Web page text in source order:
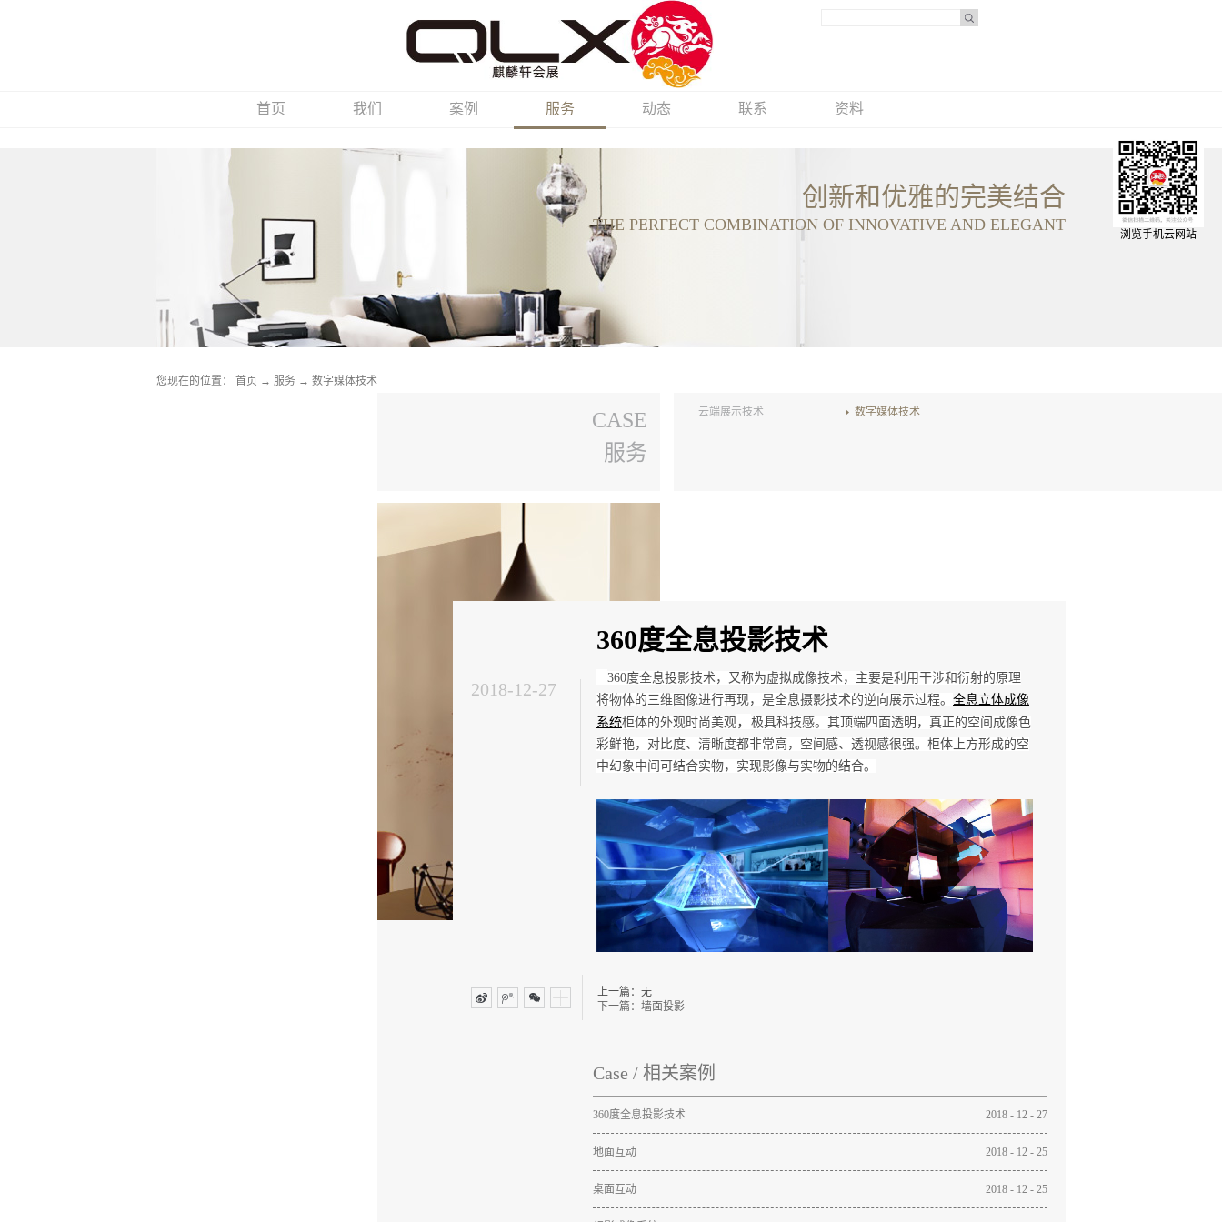
首页 我们 案例 服务 动态 联系 资料
创新和优雅的完美结合
THE PERFECT COMBINATION OF INNOVATIVE AND ELEGANT
您现在的位置： 首页 → 服务 → 数字媒体技术
服务
CASE 云端展示技术 数字媒体技术
360度全息投影技术
2018-12-27
360度全息投影技术，又称为虚拟成像技术，主要是利用干涉和衍射的原理
将物体的三维图像进行再现，是全息摄影技术的逆向展示过程。 全息立体成像
系统柜体的外观时尚美观， 极具科技感。 其顶端四面透明，真正的空间成像色
彩鲜艳，对比度、清晰度都非常高，空间感、透视感很强。柜体上方形成的空
中幻象中间可结合实物，实现影像与实物的结合。
上一篇：无
下一篇： 墙面投影
Case / 相关案例
360度全息投影技术 2018 - 12 - 27
地面互动 2018 - 12 - 25
桌面互动 2018 - 12 - 25
浏览手机云网站